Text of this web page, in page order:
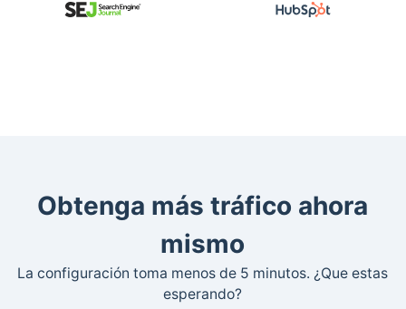
Obtenga más tráfico ahora
mismo
La configuración toma menos de 5 minutos. ¿Que estas
esperando?